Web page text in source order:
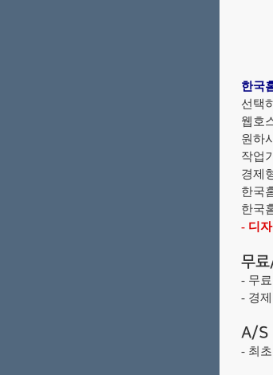
한국
선택
웹호
원하
작업
경제
한국
한국
- 디
무
- 무
- 경
A/S
- 최